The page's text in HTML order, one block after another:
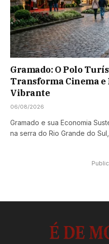
Gramado: O Polo
Transforma Cinema e
Vibrante
06/08/2026
Gramado e sua Economia
na serra do Rio Grande do